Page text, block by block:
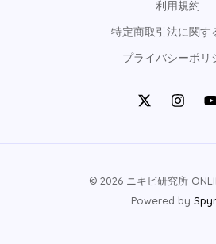
利用規約
特定商取引法に関す
プライバシーポリ
© 2026 ニキビ研究所
Powered by